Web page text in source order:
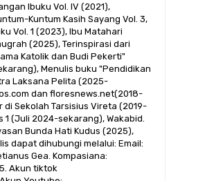
Ibuku Vol. IV (2021),
Kuntum Kasih Sayang Vol. 3,
Vol. 1 (2023), Ibu Matahari
(2025), Terinspirasi dari
Katolik dan Budi Pekerti"
Menulis buku "Pendidikan
Laksana Pelita (2025-
dan floresnews.net(2018-
Sekolah Tarsisius Vireta (2019-
1 (Juli 2024-sekarang), Wakabid.
Bunda Hati Kudus (2025),
dapat dihubungi melalui: Email:
Gea. Kompasiana:
Akun tiktok